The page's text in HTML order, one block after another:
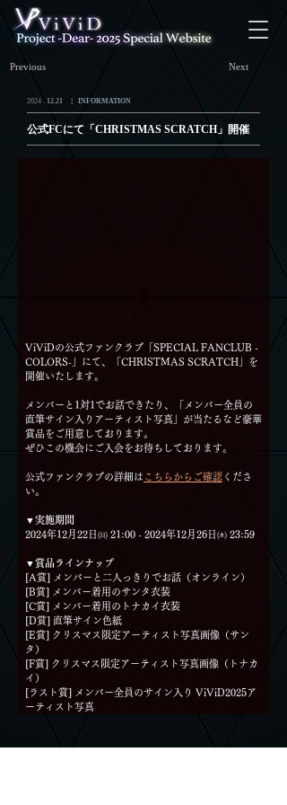
Previous Next
2024 . 12.21 ￤ INFORMATION
公式FCにて「CHRISTMAS SCRATCH」開催
ViViDの公式ファンクラブ「SPECIAL FANCLUB -
COLORS-」にて、「CHRISTMAS SCRATCH」を
開催いたします。
メンバーと1対1でお話できたり、「メンバー全員の
直筆サイン入りアーティスト写真」が当たるなど豪華
賞品をご用意しております。
ぜひこの機会にご入会をお待ちしております。
公式ファンクラブの詳細は こちらからご確認 くださ
い。
▼実施期間
2024年12月22日㈰ 21:00 - 2024年12月26日㈭ 23:59
▼賞品ラインナップ
[A賞] メンバーと二人っきりでお話（オンライン）
[B賞] メンバー着用のサンタ衣装
[C賞] メンバー着用のトナカイ衣装
[D賞] 直筆サイン色紙
[E賞] クリスマス限定アーティスト写真画像（サン
タ）
[F賞] クリスマス限定アーティスト写真画像（トナカ
イ）
[ラスト賞] メンバー全員のサイン入り ViViD2025ア
ーティスト写真